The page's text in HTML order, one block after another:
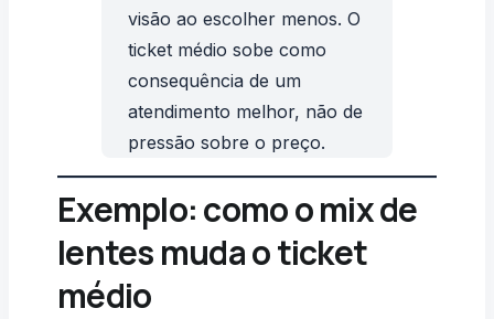
visão ao escolher menos. O
ticket médio sobe como
consequência de um
atendimento melhor, não de
pressão sobre o preço.
Exemplo: como o mix de
lentes muda o ticket
médio